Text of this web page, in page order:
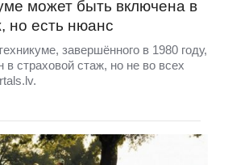
может быть включена в
но есть нюанс
завершённого в 1980 году,
страховой стаж, но не во всех